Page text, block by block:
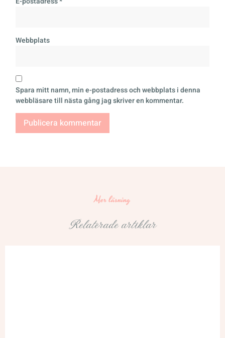
Webbplats
Spara mitt namn, min e-postadress och webbplats i denna
webbläsare till nästa gång jag skriver en kommentar.
Mer läsning
Relaterade artiklar